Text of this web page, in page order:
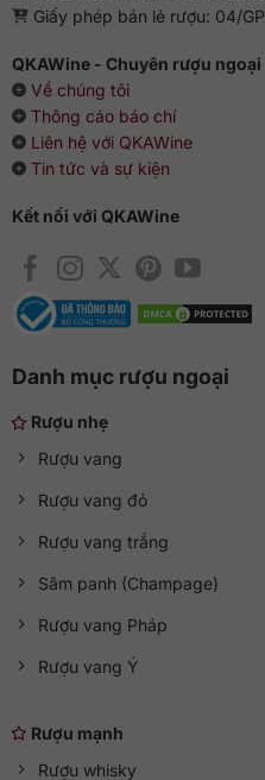
Giấy phép bán lẻ rượu: 04/
QKAWine - Chuyên rượu
Về chúng tôi
Thông cáo báo chí
Liên hệ với QKAWine
Tin tức và sự kiện
Kết nối với QKAWine
Danh mục rượu ngoại
Rượu nhẹ
Rượu vang
Rượu vang đỏ
Rượu vang trắng
Sâm panh (Champage)
Rượu vang Pháp
Rượu vang Ý
Rượu mạnh
Rượu whisky